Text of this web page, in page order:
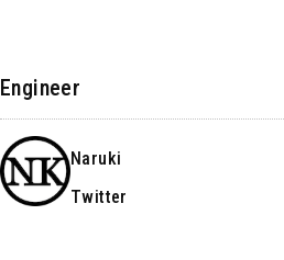
Engineer
Naruki
Twitter